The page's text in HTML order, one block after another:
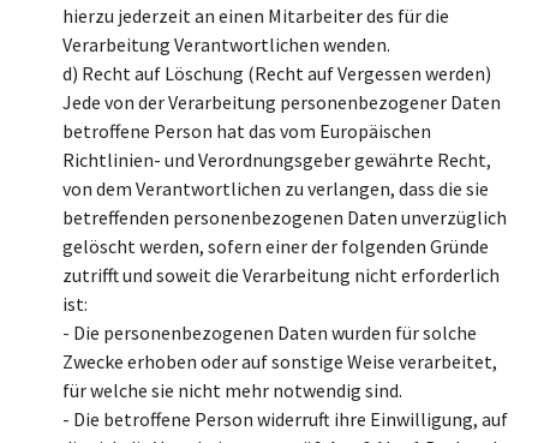
hierzu jederzeit an einen Mitarbeiter des für die
Verarbeitung Verantwortlichen wenden.
d) Recht auf Löschung (Recht auf Vergessen werden)
Jede von der Verarbeitung personenbezogener Daten
betroffene Person hat das vom Europäischen
Richtlinien- und Verordnungsgeber gewährte Recht,
von dem Verantwortlichen zu verlangen, dass die sie
betreffenden personenbezogenen Daten unverzüglich
gelöscht werden, sofern einer der folgenden Gründe
zutrifft und soweit die Verarbeitung nicht erforderlich
ist:
- Die personenbezogenen Daten wurden für solche
Zwecke erhoben oder auf sonstige Weise verarbeitet,
für welche sie nicht mehr notwendig sind.
- Die betroffene Person widerruft ihre Einwilligung, auf